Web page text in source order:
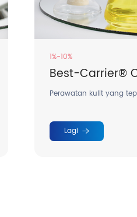
1%-10%
Best-Carrier®
Perawatan kulit yang
Lagi